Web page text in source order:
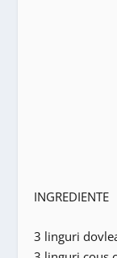
INGREDIENTE
3 linguri